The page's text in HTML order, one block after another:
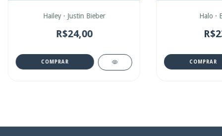
Hailey · Justin Bieber
R$24,00
COMPRAR
Halo ·
COMPRAR